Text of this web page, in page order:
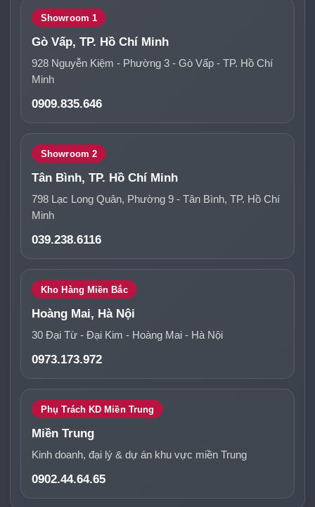
Showroom 1
Gò Vấp, TP. Hồ Chí Minh
928 Nguyễn Kiệm - Phường 3 - Gò Vấp - TP. Hồ Chí
Minh
0909.835.646
Showroom 2
Tân Bình, TP. Hồ Chí Minh
798 Lạc Long Quân, Phường 9 - Tân Bình, TP. Hồ Chí
Minh
039.238.6116
Kho Hàng Miền Bắc
Hoàng Mai, Hà Nội
30 Đại Từ - Đại Kim - Hoàng Mai - Hà Nội
0973.173.972
Phụ Trách KD Miền Trung
Miền Trung
Kinh doanh, đại lý & dự án khu vực miền Trung
0902.44.64.65